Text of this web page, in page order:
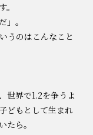
」。
うのはこんなこと
世界で1.2を争うよ
どもとして生まれ
たら。